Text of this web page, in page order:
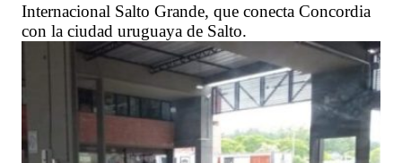
Internacional Salto Grande, que conecta Concordia
con la ciudad uruguaya de Salto.